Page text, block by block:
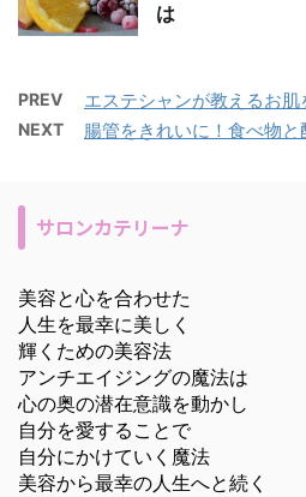
は
PREV エステシャンが教えるお
NEXT 腸管をきれいに！食べ物
サロンカテリーナ
美容と心を合わせた
人生を最幸に美しく
輝くための美容法
アンチエイジングの魔法は
心の奥の潜在意識を動かし
自分を愛することで
自分にかけていく魔法
美容から最幸の人生へと続く